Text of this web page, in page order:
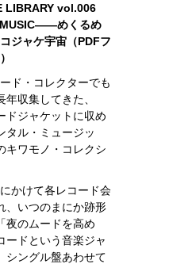
LIBRARY vol.006
めくるめ
ジャケ宇宙（PDFフ
ド・コレクターでも
年収集してきた、
ドジャケットに収め
タル・ミュージッ
キワモノ・コレクシ
かけて各レコード会
、いつのまにか跡形
夜のムードを高め
ードという音楽ジャ
シングル盤あわせて